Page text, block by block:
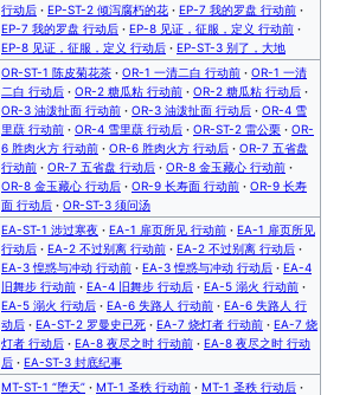
行动后 · EP-ST-2 倾泻腐朽的花 · EP-7 我的罗盘 行动前 ·
EP-7 我的罗盘 行动后 · EP-8 见证，征服，定义 行动前 ·
EP-8 见证，征服，定义 行动后 · EP-ST-3 别了，大地
OR-ST-1 陈皮菊花茶 · OR-1 一清二白 行动前 · OR-1 一清
二白 行动后 · OR-2 糖瓜粘 行动前 · OR-2 糖瓜粘 行动后 ·
OR-3 油泼扯面 行动前 · OR-3 油泼扯面 行动后 · OR-4 雪
里蕻 行动前 · OR-4 雪里蕻 行动后 · OR-ST-2 雷公栗 · OR-
6 胜肉火方 行动前 · OR-6 胜肉火方 行动后 · OR-7 五省盘
行动前 · OR-7 五省盘 行动后 · OR-8 金玉藏心 行动前 ·
OR-8 金玉藏心 行动后 · OR-9 长寿面 行动前 · OR-9 长寿
面 行动后 · OR-ST-3 须问汤
EA-ST-1 涉过寒夜 · EA-1 扉页所见 行动前 · EA-1 扉页所见
行动后 · EA-2 不过别离 行动前 · EA-2 不过别离 行动后 ·
EA-3 惶惑与冲动 行动前 · EA-3 惶惑与冲动 行动后 · EA-4
旧舞步 行动前 · EA-4 旧舞步 行动后 · EA-5 溺火 行动前 ·
EA-5 溺火 行动后 · EA-6 失路人 行动前 · EA-6 失路人 行
动后 · EA-ST-2 罗曼史已死 · EA-7 烧灯者 行动前 · EA-7 烧
灯者 行动后 · EA-8 夜尽之时 行动前 · EA-8 夜尽之时 行动
后 · EA-ST-3 封底纪事
MT-ST-1 “堕天” · MT-1 圣秩 行动前 · MT-1 圣秩 行动后 ·